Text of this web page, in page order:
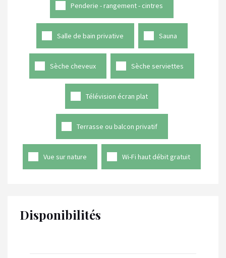
Penderie - rangement - cintres
Salle de bain privative Sauna
Sèche cheveux Sèche serviettes
Télévision écran plat
Terrasse ou balcon privatif
Vue sur nature Wi-Fi haut débit gratuit
Disponibilités